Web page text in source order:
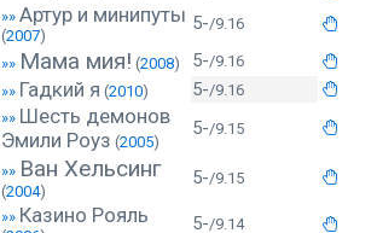
»» Артур и минипуты
(2007)
5-/9.16
»» Мама мия! (2008) 5-/9.16
»» Гадкий я (2010) 5-/9.16
»» Шесть демонов
Эмили Роуз (2005)
5-/9.15
»» Ван Хельсинг
(2004)
5-/9.15
»» Казино Рояль 5-/9.14